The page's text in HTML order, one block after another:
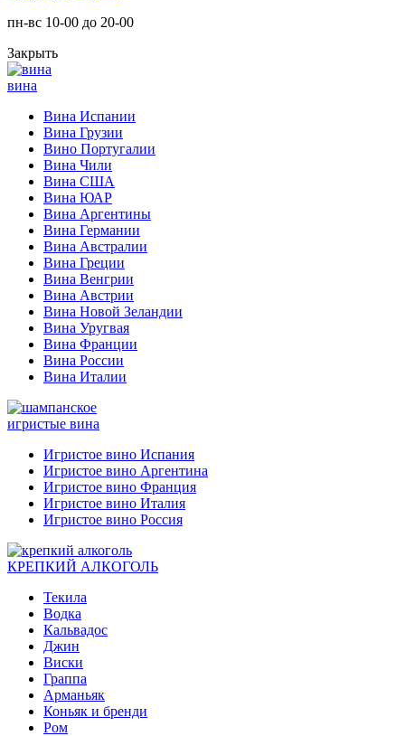
пн-вс 10-00 до 20-00
Закрыть
вина
Вина Испании
Вина Грузии
Вино Португалии
Вина Чили
Вина США
Вина ЮАР
Вина Аргентины
Вина Германии
Вина Австралии
Вина Греции
Вина Венгрии
Вина Австрии
Вина Новой Зеландии
Вина Уругвая
Вина Франции
Вина России
Вина Италии
игристые вина
Игристое вино Испания
Игристое вино Аргентина
Игристое вино Франция
Игристое вино Италия
Игристое вино Россия
КРЕПКИЙ АЛКОГОЛЬ
Текила
Водка
Кальвадос
Джин
Виски
Граппа
Арманьяк
Коньяк и бренди
Ром